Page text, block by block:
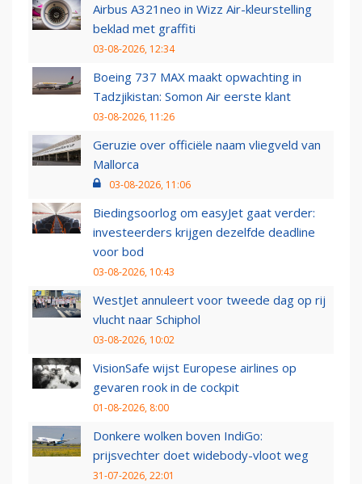
Airbus A321neo in Wizz Air-kleurstelling
beklad met graffiti
03-08-2026, 12:34
Boeing 737 MAX maakt opwachting in
Tadzjikistan: Somon Air eerste klant
03-08-2026, 11:26
Geruzie over officiële naam vliegveld van
Mallorca
03-08-2026, 11:06
Biedingsoorlog om easyJet gaat verder:
investeerders krijgen dezelfde deadline
voor bod
03-08-2026, 10:43
WestJet annuleert voor tweede dag op rij
vlucht naar Schiphol
03-08-2026, 10:02
VisionSafe wijst Europese airlines op
gevaren rook in de cockpit
01-08-2026, 8:00
Donkere wolken boven IndiGo:
prijsvechter doet widebody-vloot weg
31-07-2026, 22:01